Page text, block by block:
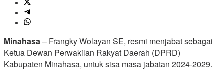
Minahasa– Frangky Wolayan SE, resmi menjabat sebagai
Ketua Dewan Perwakilan Rakyat Daerah (DPRD)
Kabupaten Minahasa, untuk sisa masa jabatan 2024-2029.